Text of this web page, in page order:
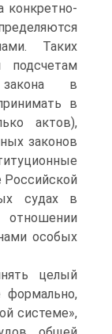
конкретно­
Таких
закона в
в
актов),
законов
судах в
особых
целый
формально,
системе»,